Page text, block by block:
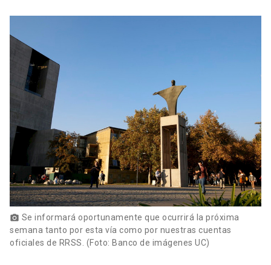
Personal
Alumni
Padres y familia
Vecinos launch
Correo UC
Mi Portal UC
Donaciones launch
photo_camera Se informará oportunamente que ocurrirá la próxima
semana tanto por esta vía como por nuestras cuentas
oficiales de RRSS. (Foto: Banco de imágenes UC)